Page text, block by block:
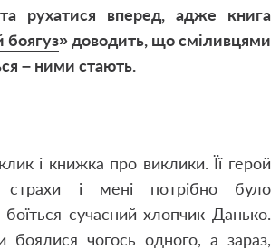
рухатися вперед, адже книга
боягуз» доводить, що сміливцями
– ними стають.
і книжка про виклики. Її герой
страхи і мені потрібно було
боїться сучасний хлопчик Данько.
боялися чогось одного, а зараз,